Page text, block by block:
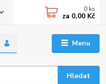
Menu
Hledat
0 ks
za 0,00 Kč